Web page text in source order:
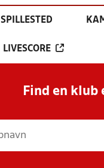
SPILLESTED
LIVESCORE
Find en klub